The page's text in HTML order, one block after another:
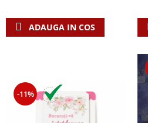
ADAUGA IN COS
-11%